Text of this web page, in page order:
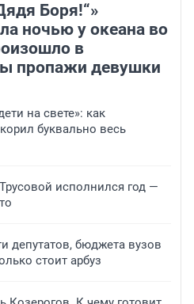
Боря!“»
ночью у океана во
в
пропажи девушки
на свете»: как
буквально весь
исполнился год —
депутатов, бюджета вузов
стоит арбуз